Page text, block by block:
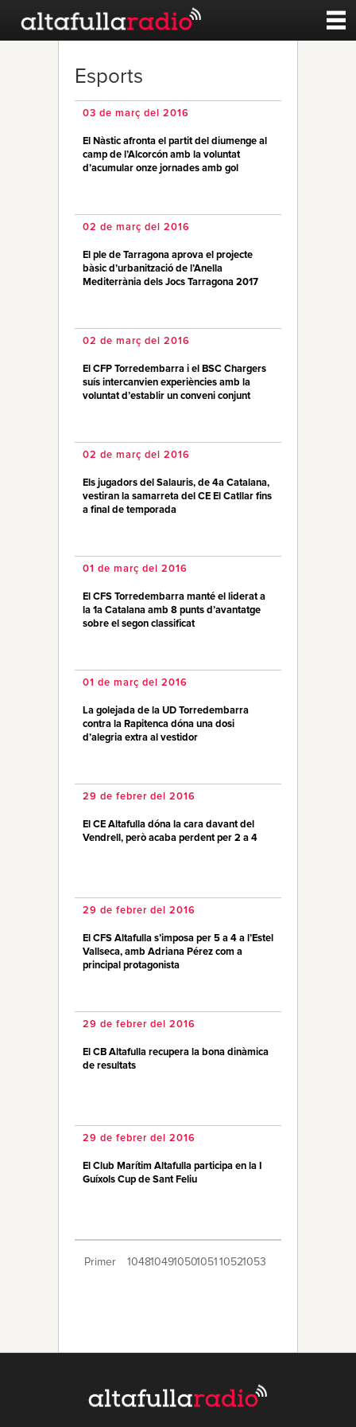
Esports
Qui Som
Esports
03 de març del 2016
El Nàstic afronta el partit del diumenge al
camp de l’Alcorcón amb la voluntat
d’acumular onze jornades amb gol
02 de març del 2016
El ple de Tarragona aprova el projecte
bàsic d’urbanització de l’Anella
Mediterrània dels Jocs Tarragona 2017
02 de març del 2016
El CFP Torredembarra i el BSC Chargers
suís intercanvien experiències amb la
voluntat d’establir un conveni conjunt
02 de març del 2016
Els jugadors del Salauris, de 4a Catalana,
vestiran la samarreta del CE El Catllar fins
a final de temporada
01 de març del 2016
El CFS Torredembarra manté el liderat a
la 1a Catalana amb 8 punts d’avantatge
sobre el segon classificat
01 de març del 2016
La golejada de la UD Torredembarra
contra la Rapitenca dóna una dosi
d’alegria extra al vestidor
29 de febrer del 2016
El CE Altafulla dóna la cara davant del
Vendrell, però acaba perdent per 2 a 4
29 de febrer del 2016
El CFS Altafulla s’imposa per 5 a 4 a l’Estel
Vallseca, amb Adriana Pérez com a
principal protagonista
29 de febrer del 2016
El CB Altafulla recupera la bona dinàmica
de resultats
29 de febrer del 2016
El Club Marítim Altafulla participa en la I
Guíxols Cup de Sant Feliu
Primer 1048104910501051 10521053
10621063106410651066 Últim